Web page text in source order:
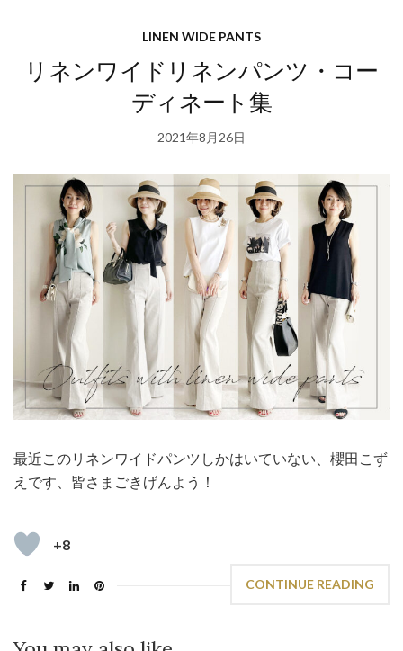
LINEN WIDE PANTS
リネンワイドリネンパンツ・コー
ディネート集
2021年8月26日
最近このリネンワイドパンツしかはいていない、櫻田こず
えです、皆さまごきげんよう！
+8
CONTINUE READING